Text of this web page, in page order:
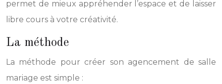
permet de mieux appréhender l’espace et de laisser
libre cours à votre créativité.
La méthode
La méthode pour créer son agencement de salle
mariage est simple :